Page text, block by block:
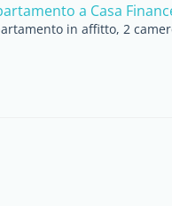
a Casa
in affitto, 2